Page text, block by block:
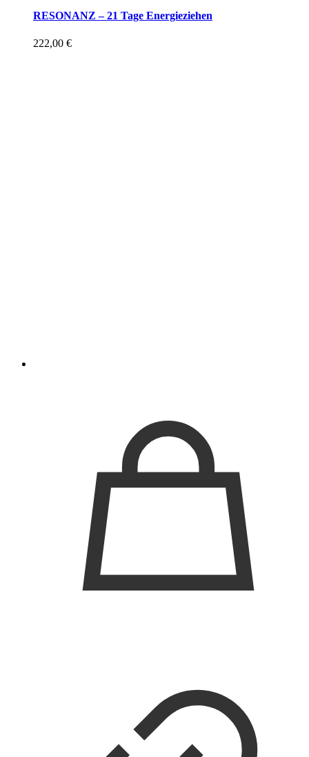
RESONANZ – 21 Tage Energieziehen
222,00 €